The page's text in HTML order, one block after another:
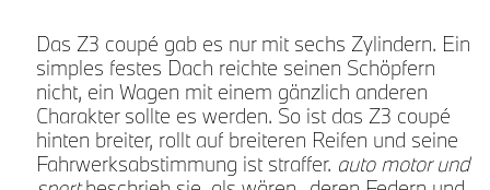
Das Z3 coupé gab es nur mit sechs Zylindern. Ein
simples festes Dach reichte seinen Schöpfern
nicht, ein Wagen mit einem gänzlich anderen
Charakter sollte es werden. So ist das Z3 coupé
hinten breiter, rollt auf breiteren Reifen und seine
Fahrwerksabstimmung ist straffer. auto motor und